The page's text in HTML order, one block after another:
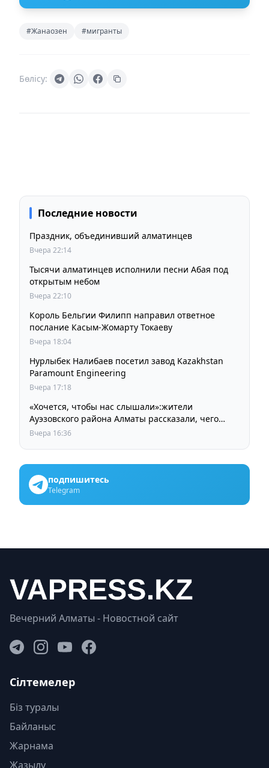
#Жанаозен #мигранты
Бөлісу:
Последние новости
Праздник, объединивший алматинцев
Вчера 22:14
Тысячи алматинцев исполнили песни Абая под
открытым небом
Вчера 22:10
Король Бельгии Филипп направил ответное
послание Касым-Жомарту Токаеву
Вчера 18:04
Нурлыбек Налибаев посетил завод Kazakhstan
Paramount Engineering
Вчера 17:18
«Хочется, чтобы нас слышали»:жители
Ауэзовского района Алматы рассказали, чего
ждут от выборов депутатов Курултая
Вчера 16:36
подпишитесь
Telegram
Вечерний Алматы - Новостной сайт
Сілтемелер
Біз туралы
Байланыс
Жарнама
Жазылу